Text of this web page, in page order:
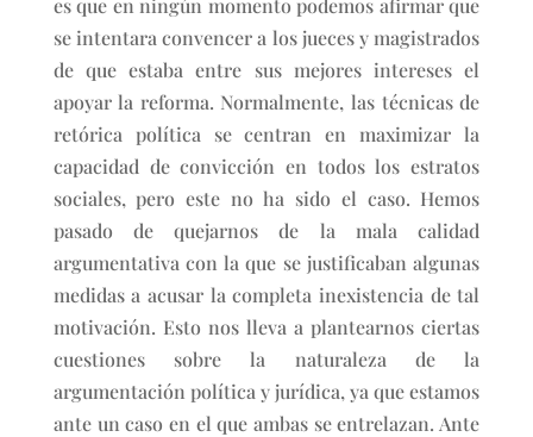
es que en ningún momento podemos afirmar que
se intentara convencer a los jueces y magistrados
de que estaba entre sus mejores intereses el
apoyar la reforma. Normalmente, las técnicas de
retórica política se centran en maximizar la
capacidad de convicción en todos los estratos
sociales, pero este no ha sido el caso. Hemos
pasado de quejarnos de la mala calidad
argumentativa con la que se justificaban algunas
medidas a acusar la completa inexistencia de tal
motivación. Esto nos lleva a plantearnos ciertas
cuestiones sobre la naturaleza de la
argumentación política y jurídica, ya que estamos
ante un caso en el que ambas se entrelazan. Ante